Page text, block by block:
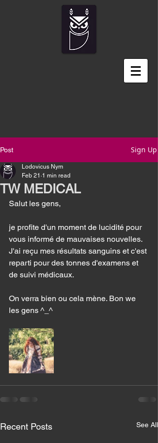
Post Sign Up
TW MEDICAL
Lodovicus Nym
Feb 21 1 min read
Salut les gens,
je profite d'un moment de lucidité pour
vous informé de mauvaises nouvelles.
J'ai reçu mes résultats sanguins et c'est
reparti pour des tonnes d'examens et
de suivi médicaux.
On verra bien ou cela mène. Bon we
les gens ^_^
Recent Posts See All